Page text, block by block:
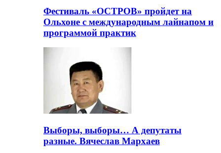
Фестиваль «ОСТРОВ» пройдет на
Ольхоне с международным лайнапом и
программой практик
Выборы, выборы… А депутаты
разные. Вячеслав Мархаев